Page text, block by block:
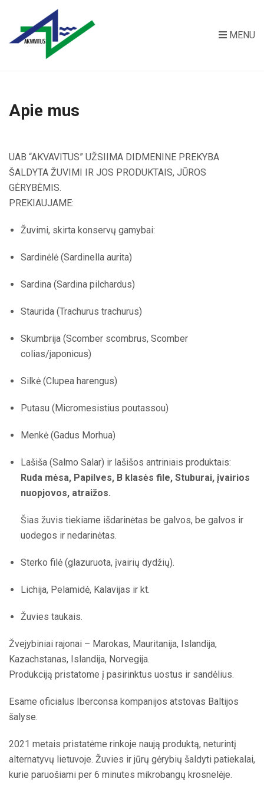
MENU
Apie mus
UAB “AKVAVITUS” UŽSIIMA DIDMENINE PREKYBA
ŠALDYTA ŽUVIMI IR JOS PRODUKTAIS, JŪROS
GĖRYBĖMIS.
PREKIAUJAME:
Žuvimi, skirta konservų gamybai:
Sardinėlė (Sardinella aurita)
Sardina (Sardina pilchardus)
Staurida (Trachurus trachurus)
Skumbrija (Scomber scombrus, Scomber
colias/japonicus)
Silkė (Clupea harengus)
Putasu (Micromesistius poutassou)
Menkė (Gadus Morhua)
Lašiša (Salmo Salar) ir lašišos antriniais produktais:
Ruda mėsa, Papilves, B klasės file, Stuburai, įvairios
nuopjovos, atraižos.
Šias žuvis tiekiame išdarinėtas be galvos, be galvos ir
uodegos ir nedarinėtas.
Sterko filė (glazuruota, įvairių dydžių).
Lichija, Pelamidė, Kalavijas ir kt.
Žuvies taukais.
Žvejybiniai rajonai – Marokas, Mauritanija, Islandija,
Kazachstanas, Islandija, Norvegija.
Produkciją pristatome į pasirinktus uostus ir sandėlius.
Esame oficialus Iberconsa kompanijos atstovas Baltijos
šalyse.
2021 metais pristatėme rinkoje naują produktą, neturintį
alternatyvų lietuvoje. Žuvies ir jūrų gėrybių šaldyti patiekalai,
kurie paruošiami per 6 minutes mikrobangų krosnelėje.